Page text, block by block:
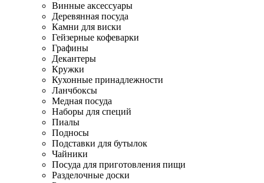
Винные аксессуары
Деревянная посуда
Камни для виски
Гейзерные кофеварки
Графины
Декантеры
Кружки
Кухонные принадлежности
Ланчбоксы
Медная посуда
Наборы для специй
Пиалы
Подносы
Подставки для бутылок
Чайники
Посуда для приготовления пищи
Разделочные доски